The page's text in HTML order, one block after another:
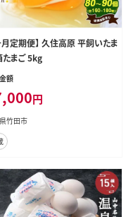
月定期便】 久住高原 平飼いたま
たまご 5kg
額
円
竹田市